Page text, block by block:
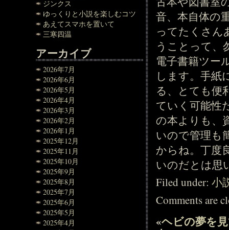
ジンクス
ゆっくりと小説を楽しむコツ
あえてスマホを置いて
三寒四温
アーカイブ
2026年7月
2026年6月
2026年5月
2026年4月
2026年3月
2026年2月
2026年1月
2025年12月
2025年11月
2025年10月
2025年9月
2025年8月
2025年7月
2025年6月
2025年5月
2025年4月
音、本自体の
ってたくさん
うことって、
電子書籍ツー
します。手紙
る、とても便
ていく可能性
の本よりも、
いので管理も
からね。丁度
いのだとは思
Filed under:小
Comments are
«ヘビの夢を